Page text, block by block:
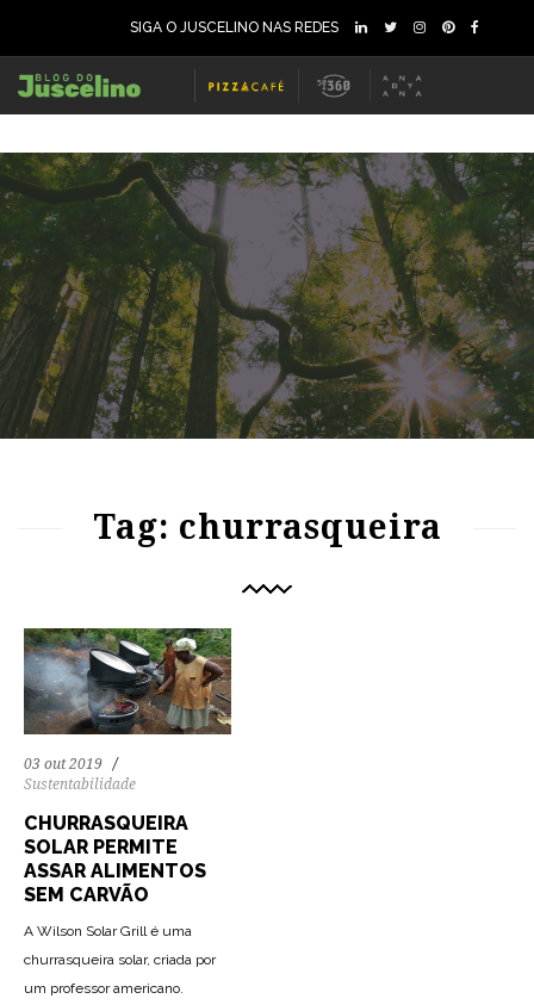
SIGA O JUSCELINO NAS REDES
Tag: churrasqueira
03 out 2019
Sustentabilidade
CHURRASQUEIRA
SOLAR PERMITE
ASSAR ALIMENTOS
SEM CARVÃO
A Wilson Solar Grill é uma
churrasqueira solar, criada por
um professor americano.